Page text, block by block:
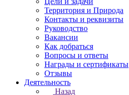
Территория и Природа
Контакты и реквизиты
Руководство
Вакансии
Как добраться
Вопросы и ответы
Награды и сертификаты
Отзывы
Деятельность
Назад